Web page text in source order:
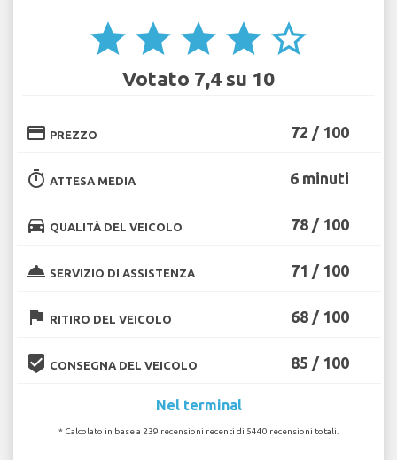
star star star star star_border
Votato 7,4 su 10
credit_card PREZZO 72 / 100
timer ATTESA MEDIA 6 minuti
directions_car QUALITÀ DEL VEICOLO 78 / 100
room_service SERVIZIO DI ASSISTENZA 71 / 100
flag RITIRO DEL VEICOLO 68 / 100
beenhere CONSEGNA DEL VEICOLO 85 / 100
Nel terminal
* Calcolato in base a 239 recensioni recenti di 5440 recensioni totali.